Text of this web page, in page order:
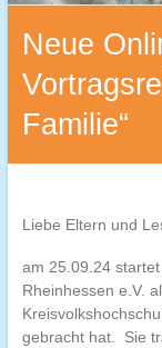
Neue
Familie“
Liebe Eltern und
am 25.09.24
Rheinhessen e.V.
gebracht hat. Sie